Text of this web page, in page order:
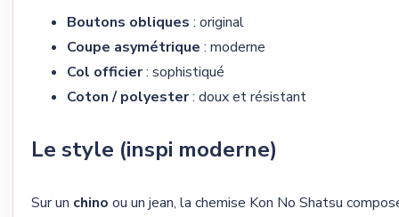
Boutons obliques : original
Coupe asymétrique : moderne
Col officier: sophistiqué
Coton / polyester: doux et résistant
Le style (inspi moderne)
Sur un chino ou un jean, la chemise Kon No Shatsu